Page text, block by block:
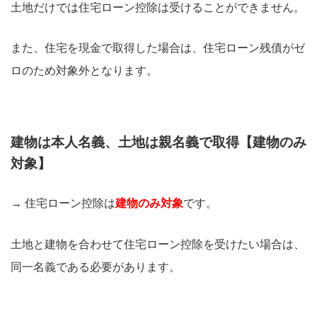
土地だけでは住宅ローン控除は受けることができません。
また、住宅を現金で取得した場合は、住宅ローン残債がゼ
ロのため対象外となります。
建物は本人名義、土地は親名義で取得【建物のみ
対象】
→ 住宅ローン控除は建物のみ対象です。
土地と建物を合わせて住宅ローン控除を受けたい場合は、
同一名義である必要があります。